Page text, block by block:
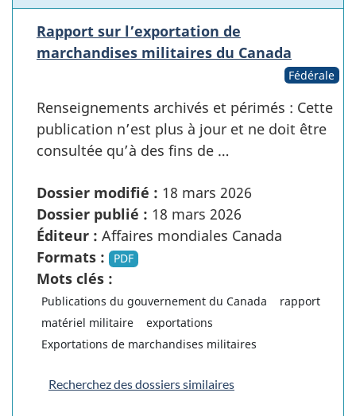
Rapport sur l’exportation de
marchandises militaires du Canada
Fédérale
Renseignements archivés et périmés : Cette
publication n’est plus à jour et ne doit être
consultée qu’à des fins de …
Dossier modifié : 18 mars 2026
Dossier publié : 18 mars 2026
Éditeur : Affaires mondiales Canada
Formats :
PDF
Mots clés :
Publications du gouvernement du Canada
rapport
matériel militaire
exportations
Exportations de marchandises militaires
Recherchez des dossiers similaires